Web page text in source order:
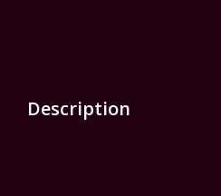
Description